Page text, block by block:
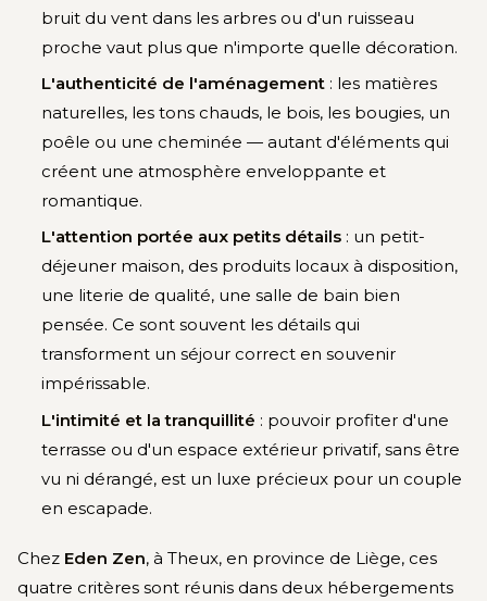
bruit du vent dans les arbres ou d'un ruisseau
proche vaut plus que n'importe quelle décoration.
L'authenticité de l'aménagement : les matières
naturelles, les tons chauds, le bois, les bougies, un
poêle ou une cheminée — autant d'éléments qui
créent une atmosphère enveloppante et
romantique.
L'attention portée aux petits détails : un petit-
déjeuner maison, des produits locaux à disposition,
une literie de qualité, une salle de bain bien
pensée. Ce sont souvent les détails qui
transforment un séjour correct en souvenir
impérissable.
L'intimité et la tranquillité : pouvoir profiter d'une
terrasse ou d'un espace extérieur privatif, sans être
vu ni dérangé, est un luxe précieux pour un couple
en escapade.
Chez Eden Zen, à Theux, en province de Liège, ces
quatre critères sont réunis dans deux hébergements